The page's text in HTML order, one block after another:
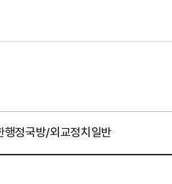
행정국방/외교정치일반